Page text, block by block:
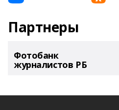
Партнеры
Фотобанк
журналистов РБ